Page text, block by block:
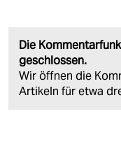
Die
geschlossen.
Wir öffnen die
Artikeln für etwa